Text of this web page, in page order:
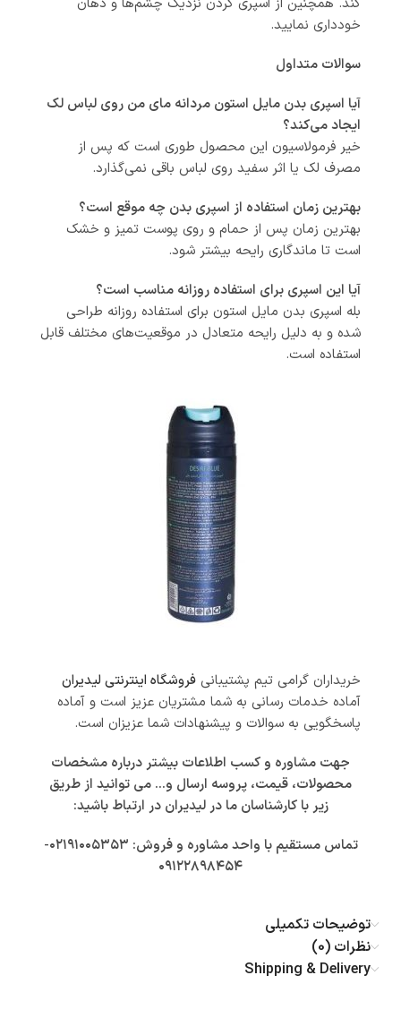
کند. همچنین از اسپری کردن نزدیک چشم‌ها و دهان
خودداری نمایید.
سوالات متداول
آیا اسپری بدن مایل استون مردانه مای من روی لباس لک
ایجاد می‌کند؟
خیر فرمولاسیون این محصول طوری است که پس از
مصرف لک یا اثر سفید روی لباس باقی نمی‌گذارد.
بهترین زمان استفاده از اسپری بدن چه موقع است؟
بهترین زمان پس از حمام و روی پوست تمیز و خشک
است تا ماندگاری رایحه بیشتر شود.
آیا این اسپری برای استفاده روزانه مناسب است؟
بله اسپری بدن مایل استون برای استفاده روزانه طراحی
شده و به دلیل رایحه متعادل در موقعیت‌های مختلف قابل
استفاده است.
خریداران گرامی تیم پشتیبانی فروشگاه اینترنتی لیدیران
آماده خدمات رسانی به شما مشتریان عزیز است و آماده
پاسخگویی به سوالات و پیشنهادات شما عزیزان است.
جهت مشاوره و کسب اطلاعات بیشتر درباره مشخصات
محصولات، قیمت، پروسه ارسال و… می توانید از طریق
زیر با کارشناسان ما در لیدیران در ارتباط باشید:
تماس مستقیم با واحد مشاوره و فروش: ۰۲۱۹۱۰۰۵۳۵۳-
۰۹۱۲۲۸۹۸۴۵۴
توضیحات تکمیلی
نظرات (0)
Shipping & Delivery